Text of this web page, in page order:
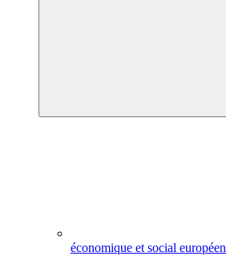
économique et social européen